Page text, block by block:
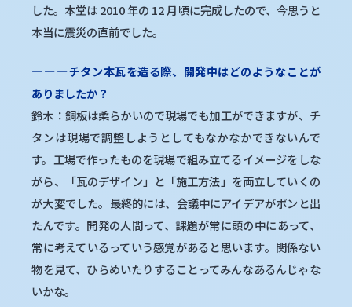
した。本堂は 2010 年の 12 月頃に完成したので、今思うと
本当に震災の直前でした。
―――チタン本瓦を造る際、開発中はどのようなことが
ありましたか？
鈴木：銅板は柔らかいので現場でも加工ができますが、チ
タンは現場で調整しようとしてもなかなかできないんで
す。工場で作ったものを現場で組み立てるイメージをしな
がら、「瓦のデザイン」と「施工方法」を両立していくの
が大変でした。最終的には、会議中にアイデアがポンと出
たんです。開発の人間って、課題が常に頭の中にあって、
常に考えているっていう感覚があると思います。関係ない
物を見て、ひらめいたりすることってみんなあるんじゃな
いかな。